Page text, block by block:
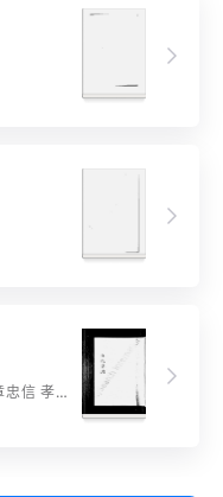
字辈：亿万千百 谦恭懋德 仁义礼智 文章忠信 孝悌温良